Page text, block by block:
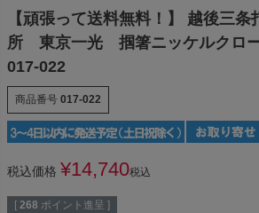
【頑張って送料無料！】 越後三
所 東京一光 掴箸ニッケルクロ
017-022
商品番号 017-022
税込価格 ¥14,740税込
[ 268 ポイント進呈 ]